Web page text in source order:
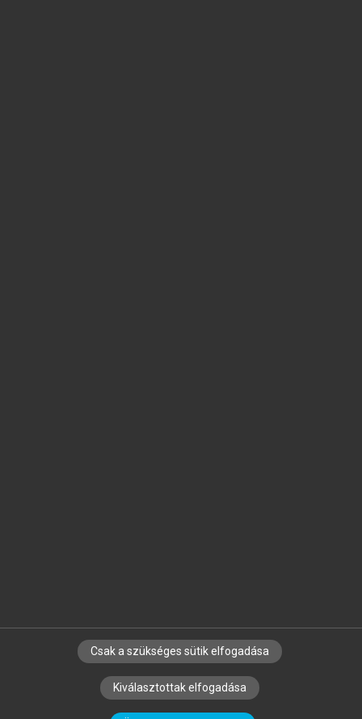
SZERZŐKNEK CÉGEKNEK KÖNYVTÁROSOKNAK
SZERKESZTÉSI ÉS LEKTORÁLÁSI ALAPELVEK
Csak a szükséges sütik elfogadása
Kiválasztottak elfogadása